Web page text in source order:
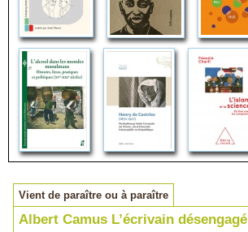
Vient de paraître ou à paraître
Albert Camus L’écrivain désengagé